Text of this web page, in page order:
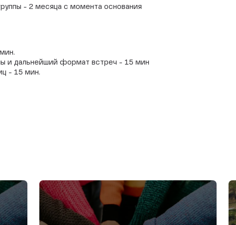
- 2 месяца с момента основания
и дальнейший формат встреч - 15 мин
- 15 мин.